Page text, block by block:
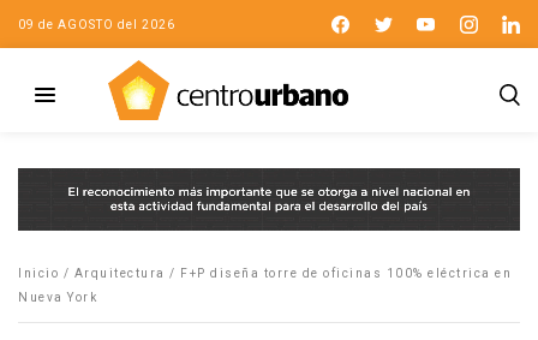
09 de AGOSTO del 2026
Inicio / Arquitectura /
F+P diseña torre de oficinas 100% eléctrica en
Nueva York